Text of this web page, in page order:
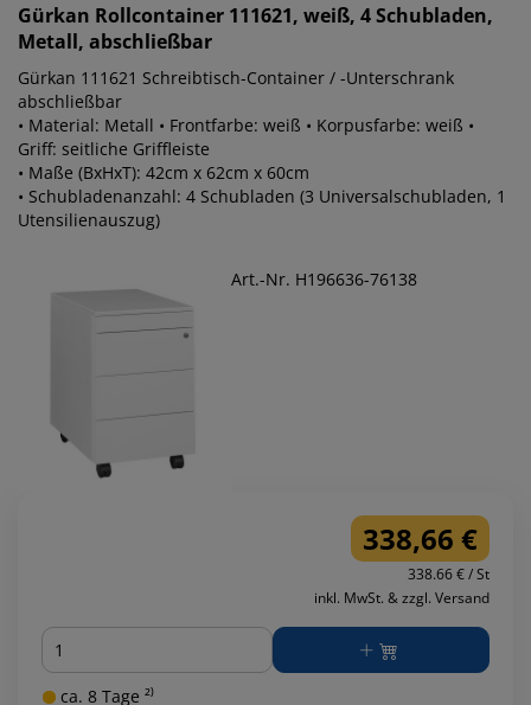
Gürkan Rollcontainer 111621, weiß, 4 Schubladen,
Metall, abschließbar
Gürkan 111621 Schreibtisch-Container / -Unterschrank
abschließbar
• Material: Metall • Frontfarbe: weiß • Korpusfarbe: weiß •
Griff: seitliche Griffleiste
• Maße (BxHxT): 42cm x 62cm x 60cm
• Schubladenanzahl: 4 Schubladen (3 Universalschubladen, 1
Utensilienauszug)
Art.-Nr. H196636-76138
338,66 €
338.66 € / St
inkl. MwSt. & zzgl. Versand
Menge
ca. 8 Tage ²⁾